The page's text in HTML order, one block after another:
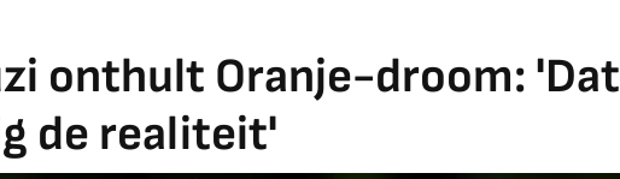
onthult Oranje-droom: 'Dat
de realiteit'